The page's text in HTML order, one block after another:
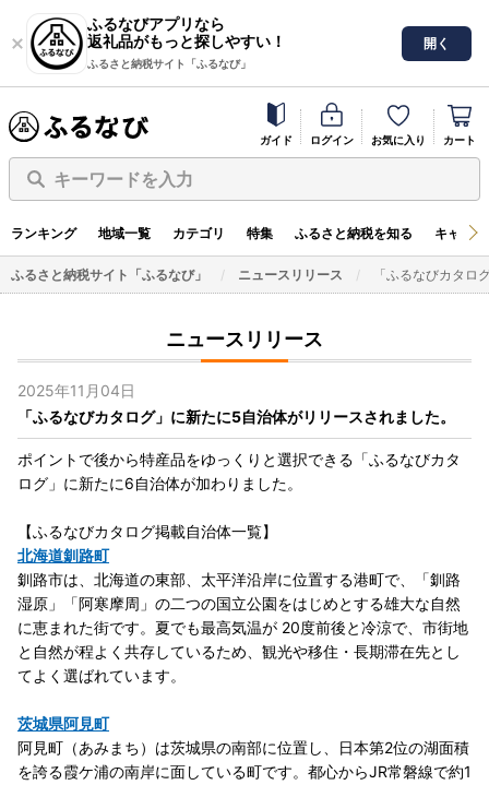
ふるなびアプリなら
返礼品がもっと探しやすい！
ふるさと納税サイト「ふるなび」
開く
ガイド ログイン お気に入り カート
キーワードを入力
ランキング 地域一覧 カテゴリ 特集 ふるさと納税を知る キャン
ふるさと納税サイト「ふるなび」 ニュースリリース 「ふるなびカタロ
ニュースリリース
2025年11月04日
「ふるなびカタログ」に新たに5自治体がリリースされました。
ポイントで後から特産品をゆっくりと選択できる「ふるなびカタ
ログ」に新たに6自治体が加わりました。
【ふるなびカタログ掲載自治体一覧】
北海道釧路町
釧路市は、北海道の東部、太平洋沿岸に位置する港町で、「釧路
湿原」「阿寒摩周」の二つの国立公園をはじめとする雄大な自然
に恵まれた街です。夏でも最高気温が 20度前後と冷涼で、市街地
と自然が程よく共存しているため、観光や移住・長期滞在先とし
てよく選ばれています。
茨城県阿見町
阿見町（あみまち）は茨城県の南部に位置し、日本第2位の湖面積
を誇る霞ケ浦の南岸に面している町です。都心からJR常磐線で約1